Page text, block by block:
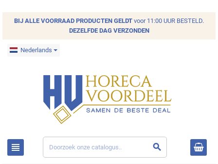
BIJ ALLE VOORRAAD PRODUCTEN GELDT voor 11:00 UUR BESTELD.
DEZELFDE DAG VERZONDEN
Nederlands
view_headline search